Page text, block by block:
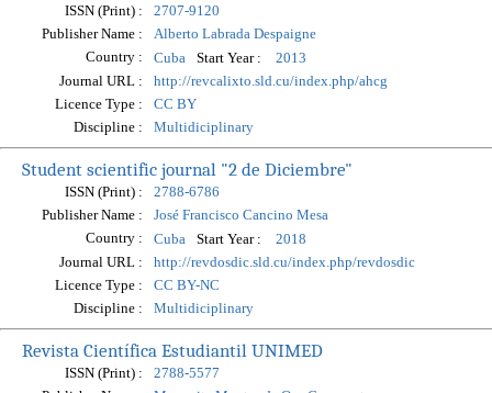
ISSN (Print) :
2707-9120
Publisher Name :
Alberto Labrada Despaigne
Country :
Cuba Start Year :
2013
Journal URL :
http://revcalixto.sld.cu/index.php/ahcg
Licence Type :
CC BY
Discipline :
Multidiciplinary
Student scientific journal "2 de Diciembre"
ISSN (Print) :
2788-6786
Publisher Name :
José Francisco Cancino Mesa
Country :
Cuba Start Year :
2018
Journal URL :
http://revdosdic.sld.cu/index.php/revdosdic
Licence Type :
CC BY-NC
Discipline :
Multidiciplinary
Revista Científica Estudiantil UNIMED
ISSN (Print) :
2788-5577